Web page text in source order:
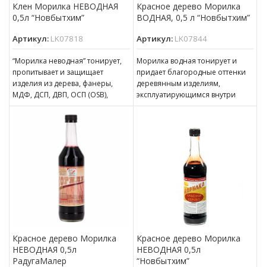
Клен Морилка НЕВОДНАЯ
0,5л “Новбытхим”
Артикул: LK07818
“Морилка неводная” тонирует,
пропитывает и защищает
изделия из дерева, фанеры,
МДФ, ДСП, ДВП, ОСП (OSB),
эксплуатирующиеся в
атмосферных условиях и
Красное дерево Морилка
ВОДНАЯ, 0,5 л “Новбытхим”
Артикул: LK07844
Морилка водная тонирует и
придает благородные оттенки
деревянным изделиям,
эксплуатирующимся внутри
помещений. Может
работ при условии
Красное дерево Морилка
НЕВОДНАЯ 0,5л
РадугаМалер
Красное дерево Морилка
НЕВОДНАЯ 0,5л
“Новбытхим”